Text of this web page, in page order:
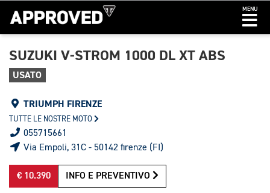
MENU
SUZUKI V-STROM 1000 DL XT ABS
USATO
TRIUMPH FIRENZE
TUTTE LE NOSTRE MOTO
055715661
Via Empoli, 31C - 50142 firenze (FI)
€ 10.390 INFO E PREVENTIVO